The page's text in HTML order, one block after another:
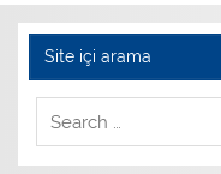
Site içi arama